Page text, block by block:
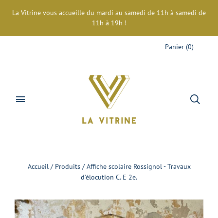
La Vitrine vous accueille du mardi au samedi de 11h à samedi de
11h à 19h !
Panier (0)
Accueil / Produits / Affiche scolaire Rossignol - Travaux
d'élocution C. E 2e.